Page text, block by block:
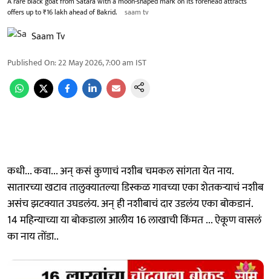
offers up to ₹16 lakh ahead of Bakrid.
saam tv
Saam Tv
Published On:22 May 2026, 7:00 am IST
कधी... कवा... अन् कसं कुणाचं नशीब चमकल सांगता येत नाय.
सातारच्या खटाव तालुक्यातल्या डिस्कळ गावच्या एका शेतकऱ्याचं नशीब
असंच झटक्यात उघडलंय. अन् ही नशीबाचं दार उडलंय एका बोकडानं.
14 महिन्याच्या या बोकडाला आलीय 16 लाखाची किंमत ... ऐकूण वासलं
का नाय तोंडा..